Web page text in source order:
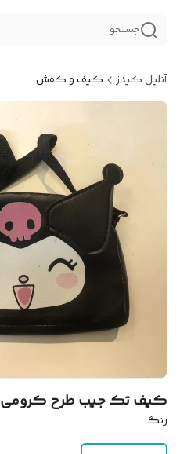
جستجو
آنلیل کیدز کیف و کفش
کیف تک جیب طرح کرومی
رنگ